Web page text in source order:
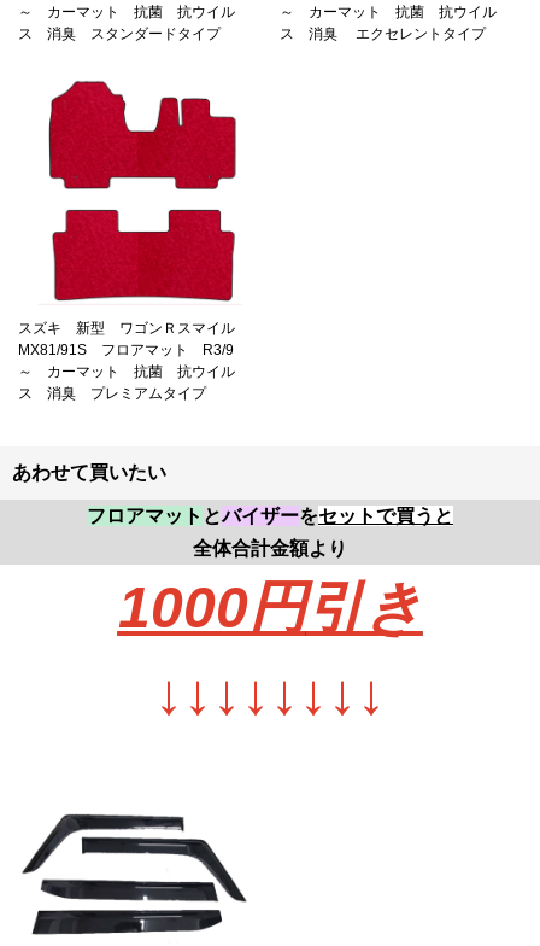
～ カーマット 抗菌 抗ウイル
ス 消臭 スタンダードタイプ
～ カーマット 抗菌 抗ウイル
ス 消臭 エクセレントタイプ
スズキ 新型 ワゴンＲスマイル
MX81/91S フロアマット R3/9
～ カーマット 抗菌 抗ウイル
ス 消臭 プレミアムタイプ
あわせて買いたい
フロアマット とバイザーをセットで買うと
全体合計金額より
1000円引き
↓ ↓ ↓ ↓ ↓ ↓ ↓ ↓